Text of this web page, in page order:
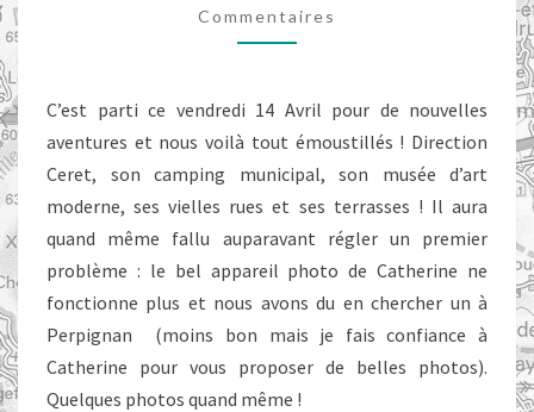
Commentaires
C’est parti ce vendredi 14 Avril pour de nouvelles
aventures et nous voilà tout émoustillés ! Direction
Ceret, son camping municipal, son musée d’art
moderne, ses vielles rues et ses terrasses ! Il aura
quand même fallu auparavant régler un premier
problème : le bel appareil photo de Catherine ne
fonctionne plus et nous avons du en chercher un à
Perpignan (moins bon mais je fais confiance à
Catherine pour vous proposer de belles photos).
Quelques photos quand même !